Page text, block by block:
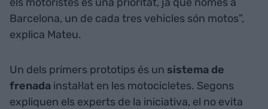
Barcelona, un de cada tres vehicles són motos”,
explica Mateu.
Un dels primers prototips és un sistema de
frenada instal·lat en les motocicletes. Segons
expliquen els experts de la iniciativa, el no evita